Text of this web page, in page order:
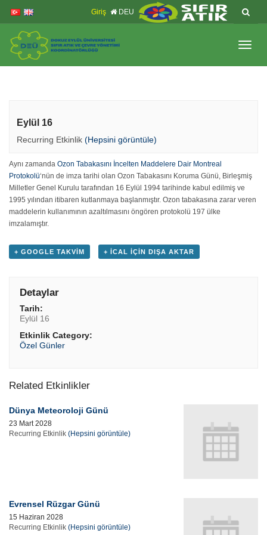
atla
atla
Giriş DEU
Eylül 16
Recurring Etkinlik (Hepsini görüntüle)
Aynı zamanda Ozon Tabakasını İncelten Maddelere Dair Montreal
Protokolü‘nün de imza tarihi olan Ozon Tabakasını Koruma Günü, Birleşmiş
Milletler Genel Kurulu tarafından 16 Eylül 1994 tarihinde kabul edilmiş ve
1995 yılından itibaren kutlanmaya başlanmıştır. Ozon tabakasına zarar veren
maddelerin kullanımının azaltılmasını öngören protokolü 197 ülke
imzalamıştır.
+ GOOGLE TAKVIM + ICAL IÇIN DIŞA AKTAR
Detaylar
Tarih:
Eylül 16
Etkinlik Category:
Özel Günler
Related Etkinlikler
Dünya Meteoroloji Günü
23 Mart 2028
Recurring Etkinlik (Hepsini görüntüle)
Evrensel Rüzgar Günü
15 Haziran 2028
Recurring Etkinlik (Hepsini görüntüle)